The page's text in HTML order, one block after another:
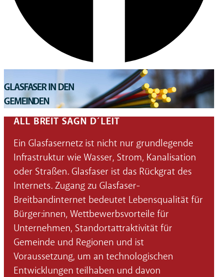
GLASFASER IN DEN
GEMEINDEN
ALL BREIT SAGN D´LEIT
Ein Glasfasernetz ist nicht nur grundlegende
Infrastruktur wie Wasser, Strom, Kanalisation
oder Straßen. Glasfaser ist das Rückgrat des
Internets. Zugang zu Glasfaser-
Breitbandinternet bedeutet Lebensqualität für
Bürger:innen, Wettbewerbsvorteile für
Unternehmen, Standortattraktivität für
Gemeinde und Regionen und ist
Voraussetzung, um an technologischen
Entwicklungen teilhaben und davon